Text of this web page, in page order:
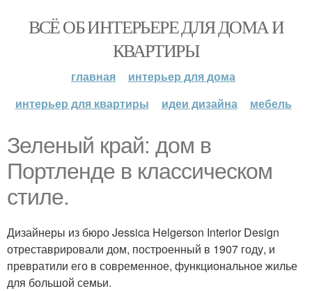
ВСЁ ОБ ИНТЕРЬЕРЕ ДЛЯ ДОМА И
КВАРТИРЫ
главная
интерьер для дома
интерьер для квартиры
идеи дизайна мебель
Зеленый край: дом в
Портленде в классическом
стиле.
Дизайнеры из бюро Jessica Helgerson Interior Design
отреставрировали дом, построенный в 1907 году, и
превратили его в современное, функциональное жилье
для большой семьи.